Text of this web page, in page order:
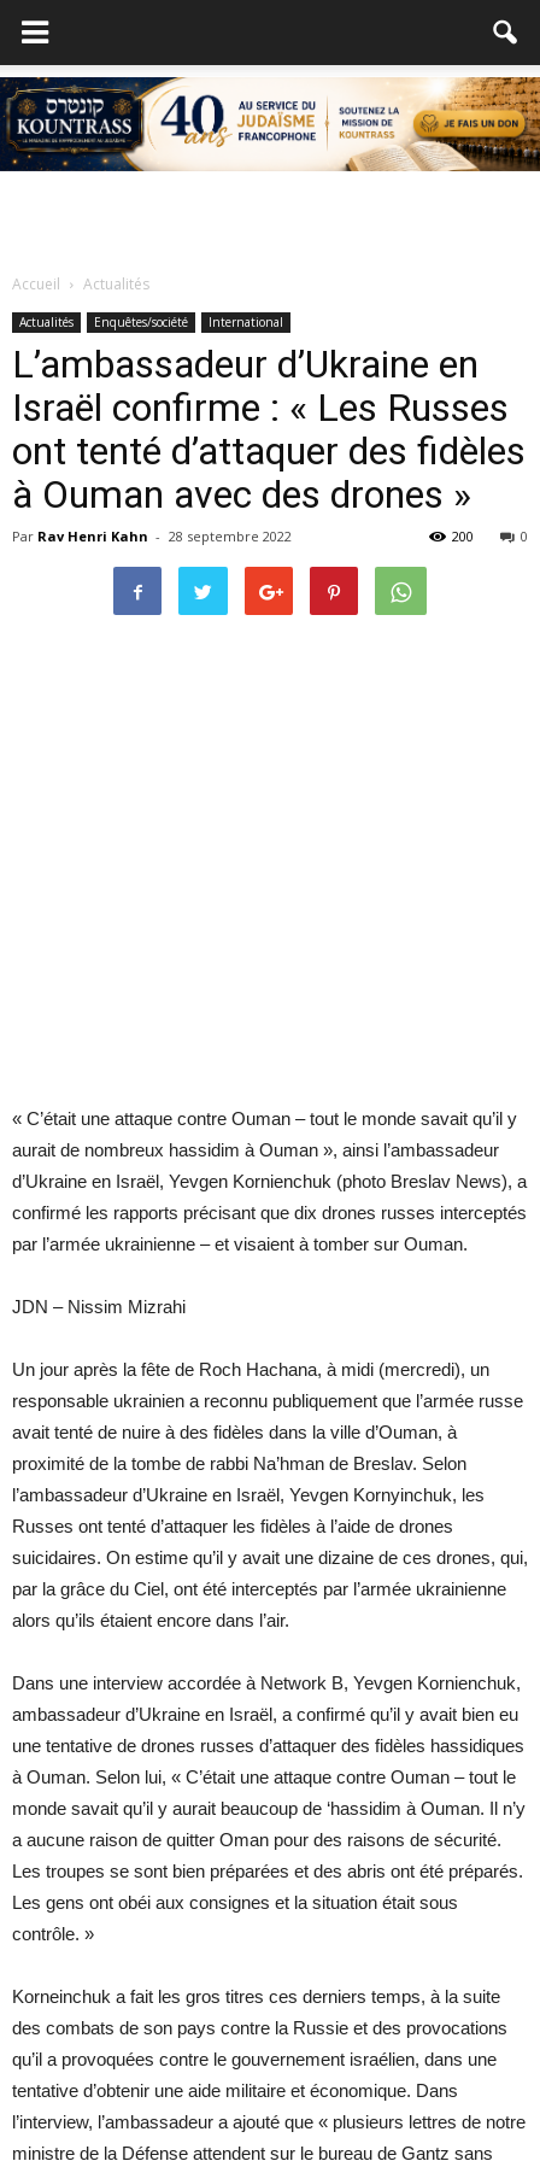
Accueil Actualités
Actualités Enquêtes/société International
L’ambassadeur d’Ukraine en
Israël confirme : « Les Russes
ont tenté d’attaquer des fidèles
à Ouman avec des drones »
Par Rav Henri Kahn - 28 septembre 2022 0
200
« C’était une attaque contre Ouman – tout le monde savait qu’il y
aurait de nombreux hassidim à Ouman », ainsi l’ambassadeur
d’Ukraine en Israël, Yevgen Kornienchuk (photo Breslav News), a
confirmé les rapports précisant que dix drones russes interceptés
par l’armée ukrainienne – et visaient à tomber sur Ouman.
JDN – Nissim Mizrahi
Un jour après la fête de Roch Hachana, à midi (mercredi), un
responsable ukrainien a reconnu publiquement que l’armée russe
avait tenté de nuire à des fidèles dans la ville d’Ouman, à
proximité de la tombe de rabbi Na’hman de Breslav. Selon
l’ambassadeur d’Ukraine en Israël, Yevgen Kornyinchuk, les
Russes ont tenté d’attaquer les fidèles à l’aide de drones
suicidaires. On estime qu’il y avait une dizaine de ces drones, qui,
par la grâce du Ciel, ont été interceptés par l’armée ukrainienne
alors qu’ils étaient encore dans l’air.
Dans une interview accordée à Network B, Yevgen Kornienchuk,
ambassadeur d’Ukraine en Israël, a confirmé qu’il y avait bien eu
une tentative de drones russes d’attaquer des fidèles hassidiques
à Ouman. Selon lui, « C’était une attaque contre Ouman – tout le
monde savait qu’il y aurait beaucoup de ‘hassidim à Ouman. Il n’y
a aucune raison de quitter Oman pour des raisons de sécurité.
Les troupes se sont bien préparées et des abris ont été préparés.
Les gens ont obéi aux consignes et la situation était sous
contrôle. »
Korneinchuk a fait les gros titres ces derniers temps, à la suite
des combats de son pays contre la Russie et des provocations
qu’il a provoquées contre le gouvernement israélien, dans une
tentative d’obtenir une aide militaire et économique. Dans
l’interview, l’ambassadeur a ajouté que « plusieurs lettres de notre
ministre de la Défense attendent sur le bureau de Gantz sans